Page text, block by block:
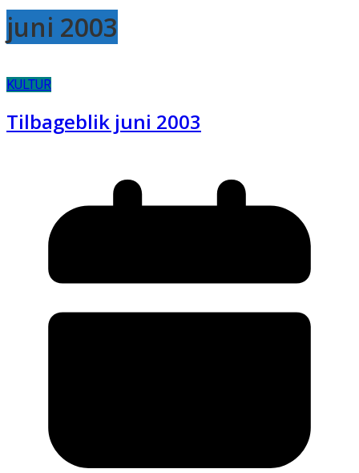
juni 2003
KULTUR
Tilbageblik juni 2003